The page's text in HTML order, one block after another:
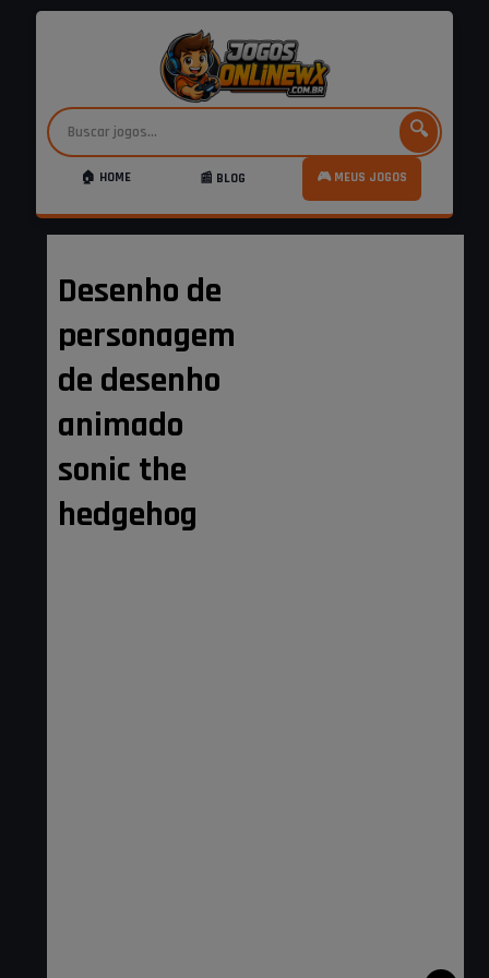
🔍
🏠 HOME 📰 BLOG 🎮 MEUS JOGOS
Desenho de
personagem
de desenho
animado
sonic the
hedgehog